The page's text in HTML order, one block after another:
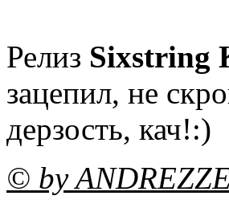
Релиз Sixstring
зацепил, не
дерзость, кач!:)
© by